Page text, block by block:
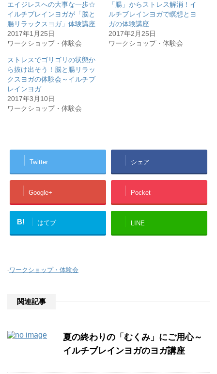
エイジレスへの大事な一歩☆
イルチブレインヨガが「脳と
腸リラックスヨガ」体験講座
2017年1月25日
ワークショップ・体験会
「腸」からストレス解消！イ
ルチブレインヨガで瞑想とヨ
ガの体験講座
2017年2月25日
ワークショップ・体験会
ストレスでゴリゴリの状態か
ら抜け出そう！脳と腸リラッ
クスヨガの体験会～イルチブ
レインヨガ
2017年3月10日
ワークショップ・体験会
Twitter シェア
Google+ Pocket
B! はてブ LINE
-ワークショップ・体験会
関連記事
夏の終わりの「むくみ」にご用心～
イルチブレインヨガのヨガ講座